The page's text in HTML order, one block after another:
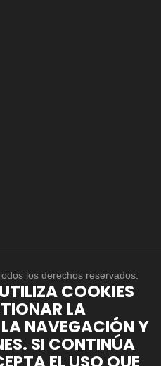
los derechos reservados.
COOKIES
LA
NAVEGACIÓN Y
SI CONTINÚA